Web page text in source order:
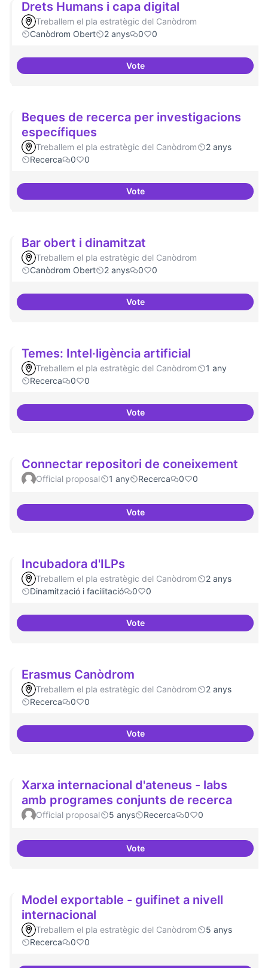
Drets Humans i capa digital
Treballem el pla estratègic del Canòdrom
Canòdrom Obert
2 anys 0 0
VoteDrets Humans i capa digital
Beques de recerca per investigacions
específiques
Treballem el pla estratègic del Canòdrom
2 anys
Recerca
0 0
VoteBeques de recerca per
Bar obert i dinamitzat
Treballem el pla estratègic del Canòdrom
Canòdrom Obert
2 anys 0 0
VoteBar obert i dinamitzat
Temes: Intel·ligència artificial
Treballem el pla estratègic del Canòdrom
1 any
Recerca
0 0
VoteTemes: Intel·ligència artificial
Connectar repositori de coneixement
Official proposal 1 any Recerca 0 0
VoteConnectar repositori de
Incubadora d'ILPs
Treballem el pla estratègic del Canòdrom
2 anys
Dinamització i facilitació
0 0
VoteIncubadora d'ILPs
Erasmus Canòdrom
Treballem el pla estratègic del Canòdrom
2 anys
Recerca
0 0
VoteErasmus Canòdrom
Xarxa internacional d'ateneus - labs
amb programes conjunts de recerca
Official proposal 5 anys Recerca 0 0
VoteXarxa internacional d'ateneus -
Model exportable - guifinet a nivell
internacional
Treballem el pla estratègic del Canòdrom
5 anys
Recerca
0 0